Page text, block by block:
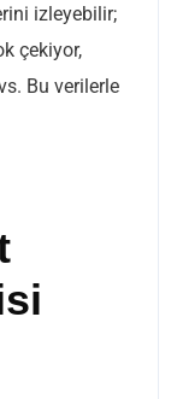
izleyebilir;
çekiyor,
Bu verilerle